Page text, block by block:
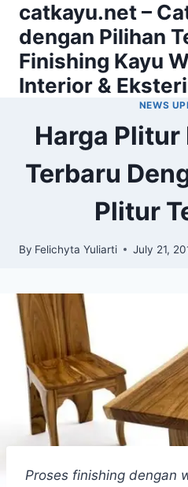
Skip
content
catkayu.net –
dengan Pilihan
Finishing Kayu
Interior &
NEWS
Harga
Terbaru
Plitur
By Felichyta Yuliarti July 21,
Proses finishing dengan